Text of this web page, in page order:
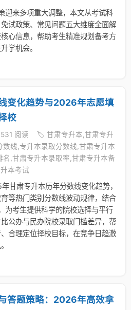
迎来多项重大调整，本文从考试科
试政策、常见问题五大维度全面解
心信息，帮助考生精准规划备考方
学机会。
变化趋势与2026年志愿填
校
阅读
🏷️ 甘肃专升本,甘肃专升
线,专升本录取分数线,甘肃专升本
,甘肃专升本录取率,甘肃专升本备
本考试
甘肃专升本历年分数线变化趋势，
等热门类别分数线波动规律，结合
为考生提供科学的院校选择与平行
公办与民办院校录取门槛差异，帮
合理定位择校目标，在竞争日趋激
答题策略：2026年高效拿